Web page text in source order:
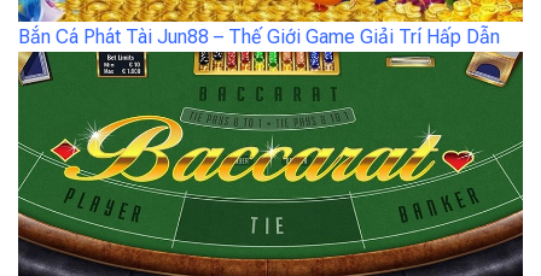
Bắn Cá Phát Tài Jun88 – Thế Giới Game Giải Trí Hấp Dẫn